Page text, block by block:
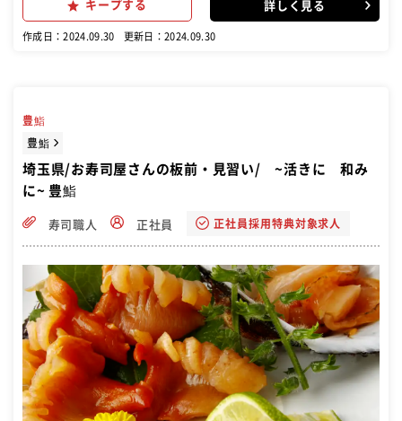
キープする 詳しく見る
作成日：2024.09.30 更新日：2024.09.30
豊鮨
豊鮨
埼玉県/お寿司屋さんの板前・見習い/ ~活きに 和み
に~ 豊鮨
寿司職人 正社員 正社員採用特典対象求人